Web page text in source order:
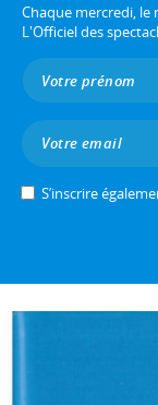
Chaque mercredi, le
L'Officiel des
S’inscrire